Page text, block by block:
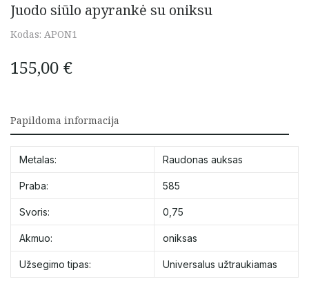
Juodo siūlo apyrankė su oniksu
Kodas: APON1
155,00 €
Papildoma informacija
Metalas: Raudonas auksas
Praba: 585
Svoris: 0,75
Akmuo: oniksas
Užsegimo tipas: Universalus užtraukiamas